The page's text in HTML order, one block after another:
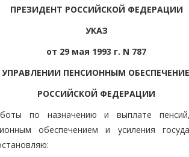
ПРЕЗИДЕНТ РОССИЙСКОЙ ФЕДЕРАЦИИ
УКАЗ
от 29 мая 1993 г. N 787
УПРАВЛЕНИИ ПЕНСИОННЫМ
РОССИЙСКОЙ ФЕДЕРАЦИИ
по назначению и выплате
обеспечением и усиления